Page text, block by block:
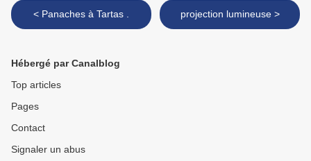
< Panaches à Tartas . projection lumineuse >
Hébergé par Canalblog
Top articles
Pages
Contact
Signaler un abus